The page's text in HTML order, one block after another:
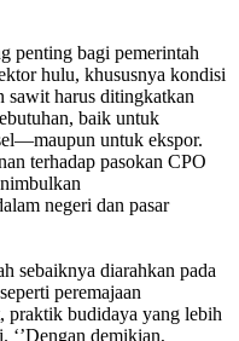
penting bagi pemerintah
hulu, khususnya kondisi
sawit harus ditingkatkan
baik untuk
untuk ekspor.
terhadap pasokan CPO
negeri dan pasar
sebaiknya diarahkan pada
peremajaan
praktik budidaya yang lebih
‘’Dengan demikian,